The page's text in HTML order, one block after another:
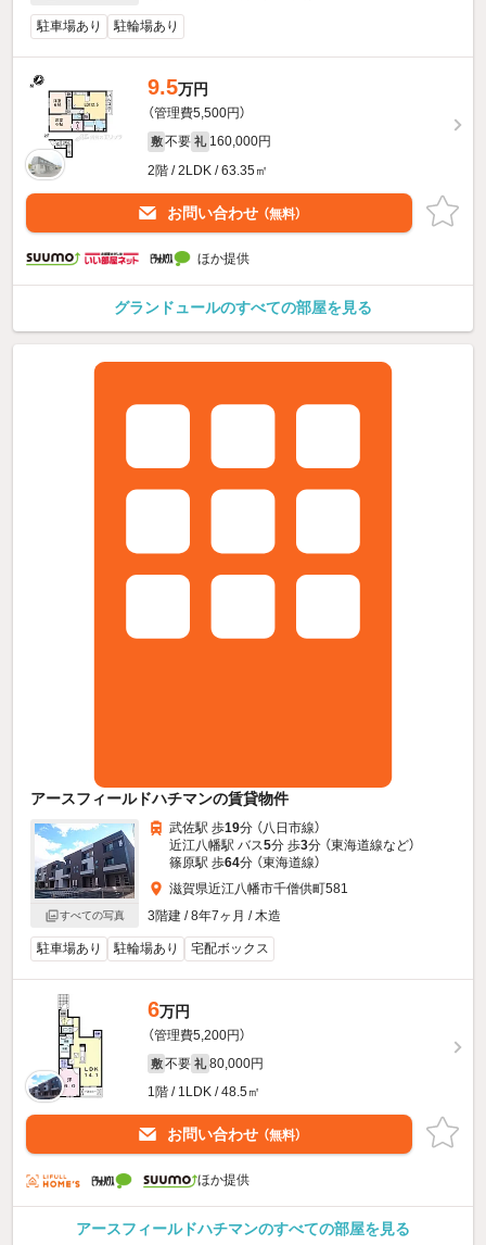
駐車場あり 駐輪場あり
9.5万円
（管理費5,500円）
敷 不要 礼 160,000円
2階 / 2LDK / 63.35㎡
お問い合わせ （無料）
ほか提供
グランドュールのすべての部屋を見る
アースフィールドハチマンの賃貸物件
すべての写真
武佐駅 歩19分 （八日市線）
近江八幡駅 バス5分 歩3分 （東海道線など）
篠原駅 歩64分 （東海道線）
滋賀県近江八幡市千僧供町581
3階建 / 8年7ヶ月 / 木造
駐車場あり 駐輪場あり 宅配ボックス
6万円
（管理費5,200円）
敷 不要 礼 80,000円
1階 / 1LDK / 48.5㎡
お問い合わせ （無料）
ほか提供
アースフィールドハチマンのすべての部屋を見る